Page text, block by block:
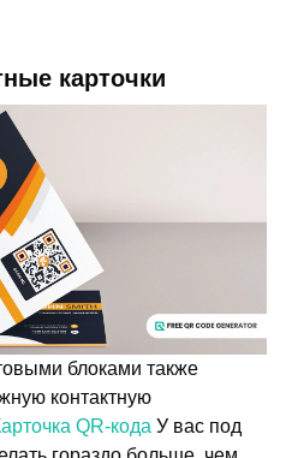
карточки
блоками также
контактную
QR-кода У вас под